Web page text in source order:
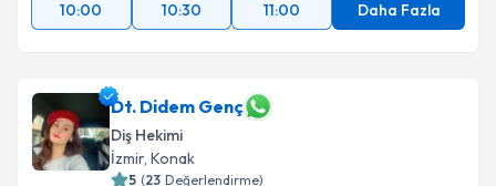
10:00
10:30 11:00 Daha Fazla
Dt. Didem Genç
Diş Hekimi
İzmir, Konak
5 (23 Değerlendirme)